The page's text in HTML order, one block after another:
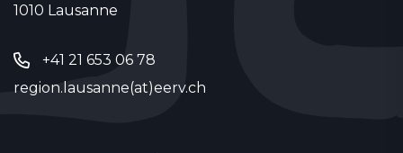
1010 Lausanne
+41 21 653 06 78
region.lausanne(at)eerv.ch